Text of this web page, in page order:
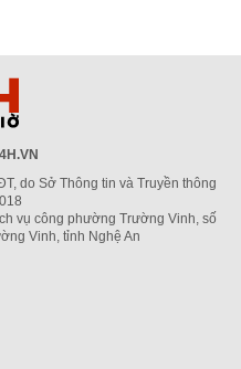
do Sở Thông tin và Truyền thông
vụ công phường Trường Vinh, số
Vinh, tỉnh Nghệ An